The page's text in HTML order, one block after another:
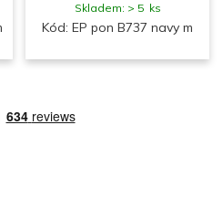
Skladem: > 5 ks
Kód: EP pon B737 navy m